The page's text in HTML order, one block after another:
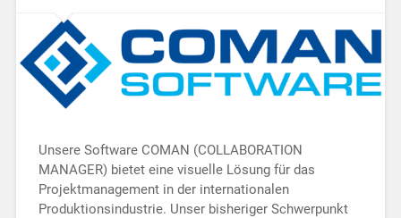
Unsere Software COMAN (COLLABORATION
MANAGER) bietet eine visuelle Lösung für das
Projektmanagement in der internationalen
Produktionsindustrie. Unser bisheriger Schwerpunkt